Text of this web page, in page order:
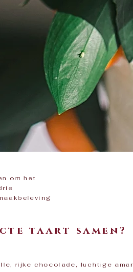
om het
taart samen?
rijke chocolade, luchtige